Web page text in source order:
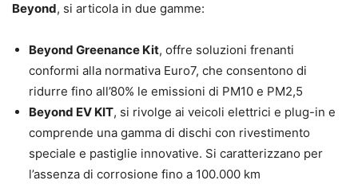
Beyond, si articola in due gamme:
Beyond Greenance Kit, offre soluzioni frenanti
conformi alla normativa Euro7, che consentono di
ridurre fino all’80% le emissioni di PM10 e PM2,5
Beyond EV KIT, si rivolge ai veicoli elettrici e plug-in e
comprende una gamma di dischi con rivestimento
speciale e pastiglie innovative. Si caratterizzano per
l’assenza di corrosione fino a 100.000 km